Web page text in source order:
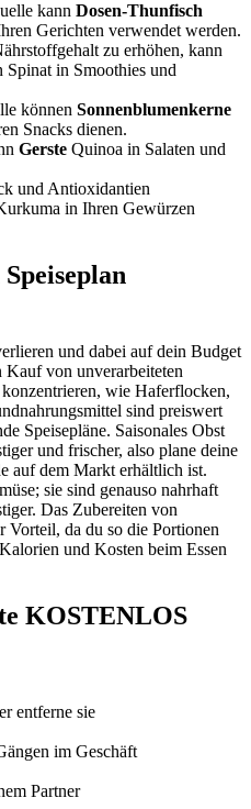
kann Dosen-Thunfisch
Gerichten verwendet werden.
zu erhöhen, kann
Spinat in Smoothies und
können Sonnenblumenkerne
Snacks dienen.
Gerste Quinoa in Salaten und
und Antioxidantien
in Ihren Gewürzen
und dabei auf dein Budget
Kauf von unverarbeiteten
wie Haferflocken,
sind preiswert
Speisepläne. Saisonales Obst
und frischer, also plane deine
auf dem Markt erhältlich ist.
sie sind genauso nahrhaft
Das Zubereiten von
Vorteil, da du so die Portionen
und Kosten beim Essen
KOSTENLOS
entferne sie
im Geschäft
Partner